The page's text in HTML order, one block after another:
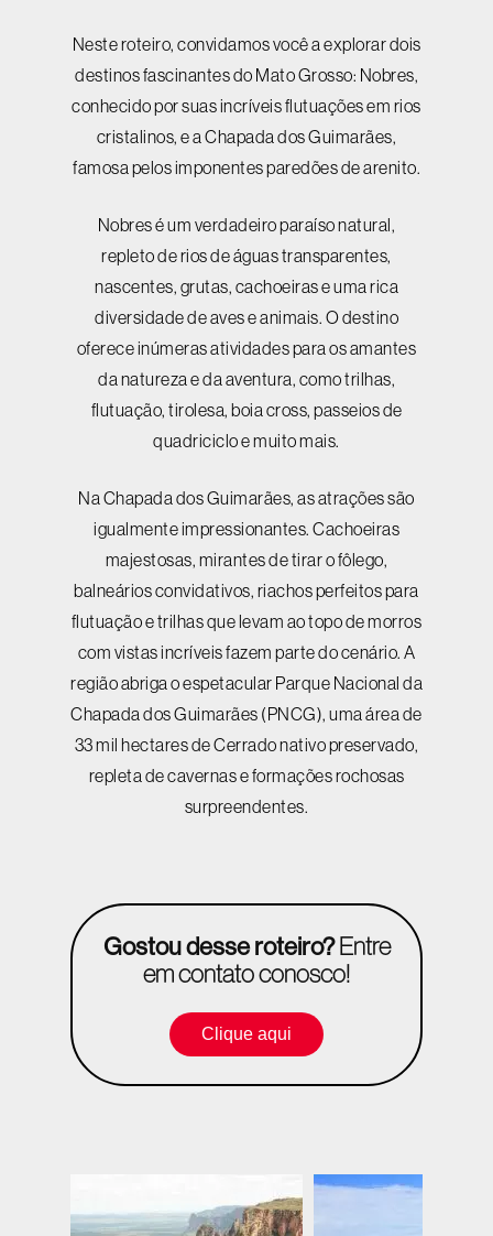
Neste roteiro, convidamos você a explorar dois
destinos fascinantes do Mato Grosso: Nobres,
conhecido por suas incríveis flutuações em rios
cristalinos, e a Chapada dos Guimarães,
famosa pelos imponentes paredões de arenito.
Nobres é um verdadeiro paraíso natural,
repleto de rios de águas transparentes,
nascentes, grutas, cachoeiras e uma rica
diversidade de aves e animais. O destino
oferece inúmeras atividades para os amantes
da natureza e da aventura, como trilhas,
flutuação, tirolesa, boia cross, passeios de
quadriciclo e muito mais.
Na Chapada dos Guimarães, as atrações são
igualmente impressionantes. Cachoeiras
majestosas, mirantes de tirar o fôlego,
balneários convidativos, riachos perfeitos para
flutuação e trilhas que levam ao topo de morros
com vistas incríveis fazem parte do cenário. A
região abriga o espetacular Parque Nacional da
Chapada dos Guimarães (PNCG), uma área de
33 mil hectares de Cerrado nativo preservado,
repleta de cavernas e formações rochosas
surpreendentes.
Gostou desse roteiro?Entre
em contato conosco!
Clique aqui